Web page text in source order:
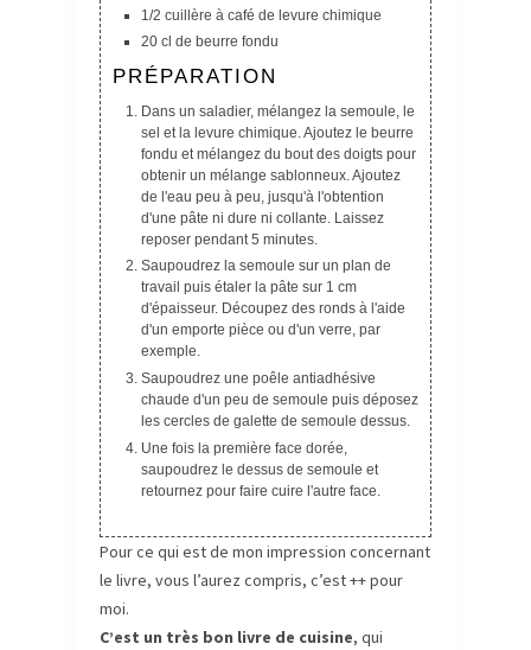
1/2 cuillère à café de levure chimique
20 cl de beurre fondu
PRÉPARATION
Dans un saladier, mélangez la semoule, le
sel et la levure chimique. Ajoutez le beurre
fondu et mélangez du bout des doigts pour
obtenir un mélange sablonneux. Ajoutez
de l'eau peu à peu, jusqu'à l'obtention
d'une pâte ni dure ni collante. Laissez
reposer pendant 5 minutes.
Saupoudrez la semoule sur un plan de
travail puis étaler la pâte sur 1 cm
d'épaisseur. Découpez des ronds à l'aide
d'un emporte pièce ou d'un verre, par
exemple.
Saupoudrez une poêle antiadhésive
chaude d'un peu de semoule puis déposez
les cercles de galette de semoule dessus.
Une fois la première face dorée,
saupoudrez le dessus de semoule et
retournez pour faire cuire l'autre face.
Pour ce qui est de mon impression concernant
le livre, vous l’aurez compris, c’est ++ pour
moi.
C’est un très bon livre de cuisine, qui